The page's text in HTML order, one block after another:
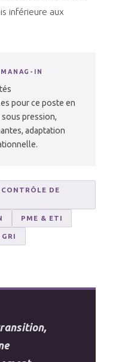
inférieure aux
IN
pour ce poste en
pression,
adaptation
DE
PME & ETI